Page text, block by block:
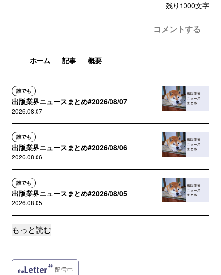
残り 1000文字
コメントする
ホーム 記事 概要
誰でも
出版業界ニュースまとめ#2026/08/07
2026.08.07
誰でも
出版業界ニュースまとめ#2026/08/06
2026.08.06
誰でも
出版業界ニュースまとめ#2026/08/05
2026.08.05
誰でも
もっと読む